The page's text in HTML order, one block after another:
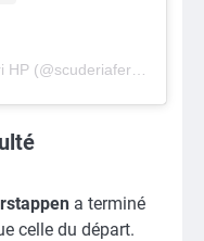
a terminé
celle du départ.